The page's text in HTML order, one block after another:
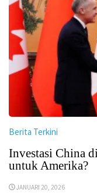
Berita Terkini
Investasi China
untuk Amerika?
JANUARI 20, 2026